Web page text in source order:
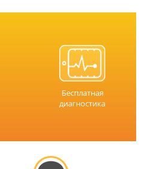
Бесплатная
диагностика